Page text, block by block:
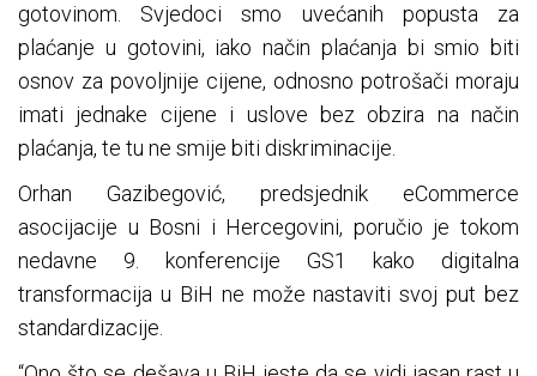
gotovinom. Svjedoci smo uvećanih popusta za
plaćanje u gotovini, iako način plaćanja bi smio biti
osnov za povoljnije cijene, odnosno potrošači moraju
imati jednake cijene i uslove bez obzira na način
plaćanja, te tu ne smije biti diskriminacije.
Orhan Gazibegović, predsjednik eCommerce
asocijacije u Bosni i Hercegovini, poručio je tokom
nedavne 9. konferencije GS1 kako digitalna
transformacija u BiH ne može nastaviti svoj put bez
standardizacije.